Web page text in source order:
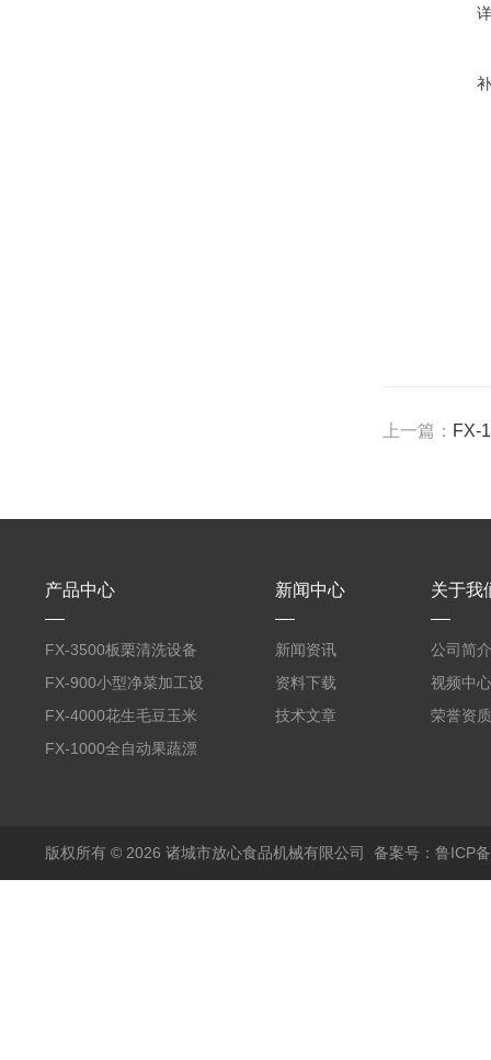
上一篇： FX-
产品中心
FX-3500板栗清洗设备
全自动气泡清洗机
FX-900小型净菜加工设
备野菜清洗机
FX-4000花生毛豆玉米
蒸煮漂烫机
FX-1000全自动果蔬漂
新闻中心
新闻资讯
资料下载
技术文章
关于我
公司简介
视频中心
荣誉资质
版权所有 © 2026 诸城市放心食品机械有限公司 备案号：鲁ICP